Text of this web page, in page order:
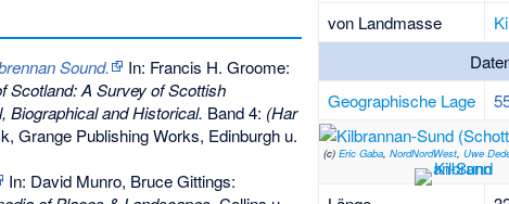
von Landmasse
Geographische Lage
(c)Eric Gaba,NordNordWest,Uwe
Sound.
In: Francis H. Groome:
Scotland: A Survey of Scottish
Biographical and Historical. Band 4: (Har
Grange Publishing Works, Edinburgh u.
In: David Munro, Bruce Gittings: